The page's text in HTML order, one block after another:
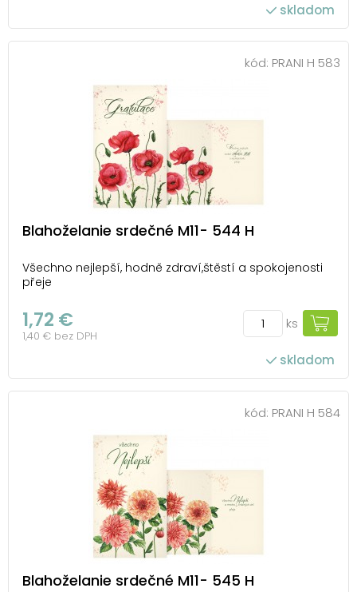
skladom
kód: PRANI H 583
Blahoželanie srdečné M11- 544 H
Všechno nejlepší, hodně zdraví,štěstí a spokojenosti
přeje
1,72 €
1,40 € bez DPH
ks
skladom
kód: PRANI H 584
Blahoželanie srdečné M11- 545 H